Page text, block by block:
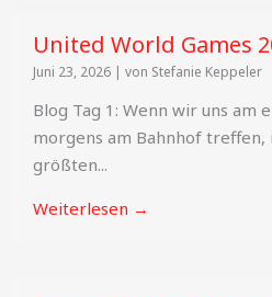
United World Games
Juni 23, 2026 | von Stefanie Keppeler
Blog Tag 1: Wenn wir uns am
morgens am Bahnhof
größten...
Weiterlesen →